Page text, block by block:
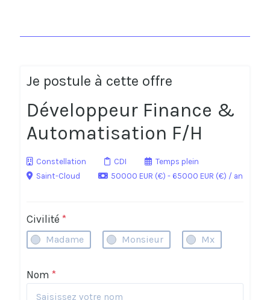
Je postule à cette offre
Développeur Finance &
Automatisation F/H
Constellation CDI
Temps plein
Saint-Cloud
50000 EUR (€) - 65000 EUR (€) / an
Civilité *
Madame Monsieur Mx
Nom *